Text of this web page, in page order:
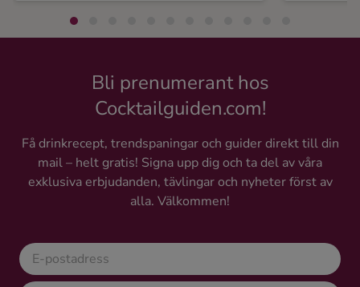
Bli prenumerant hos
Cocktailguiden.com!
Få drinkrecept, trendspaningar och guider direkt till din
mail – helt gratis! Signa upp dig och ta del av våra
exklusiva erbjudanden, tävlingar och nyheter först av
alla. Välkommen!